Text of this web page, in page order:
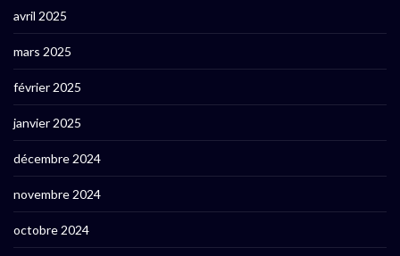
avril 2025
mars 2025
février 2025
janvier 2025
décembre 2024
novembre 2024
octobre 2024